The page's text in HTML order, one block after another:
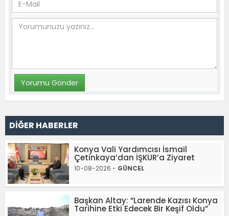
DİĞER HABERLER
Konya Vali Yardımcısı İsmail
Çetinkaya’dan İŞKUR’a Ziyaret
10-08-2026 - GÜNCEL
Başkan Altay: “Larende Kazısı Konya
Tarihine Etki Edecek Bir Keşif Oldu”